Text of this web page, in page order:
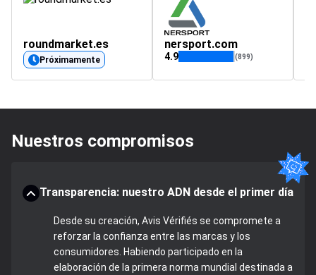
roundmarket.es
Próximamente
nersport.com
4.9 (899)
Nuestros compromisos
Transparencia: nuestro ADN desde el primer día
Desde su creación, Avis Vérifiés se compromete a
reforzar la confianza entre las marcas y los
consumidores. Habiendo participado en la
elaboración de la primera norma mundial destinada a